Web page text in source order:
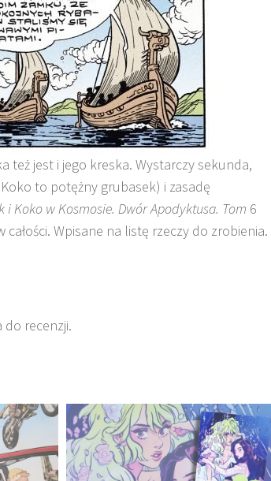
jest i jego kreska. Wystarczy sekunda,
to potężny grubasek) i zasadę
i Koko w Kosmosie. Dwór Apodyktusa. Tom 6
Wpisane na listę rzeczy do zrobienia.
do recenzji.